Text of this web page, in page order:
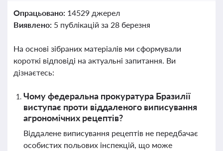
Опрацьовано: 14529 джерел
Виявлено: 5 публікацій за 28 березня
На основі зібраних матеріалів ми сформували
короткі відповіді на актуальні запитання. Ви
дізнаєтесь:
Чому федеральна прокуратура Бразилії
виступає проти віддаленого виписування
агрономічних рецептів?
Віддалене виписування рецептів не передбачає
особистих польових інспекцій, що може